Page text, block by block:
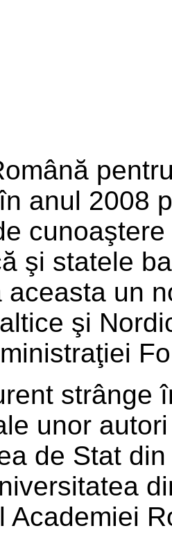
anul 2008
şi statele
aceasta un
şi
strânge
unor
de Stat
Academiei